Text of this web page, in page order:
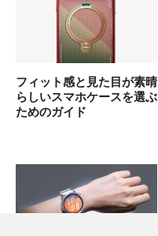
フィット感と見た目が素晴
らしいスマホケースを選ぶ
ためのガイド